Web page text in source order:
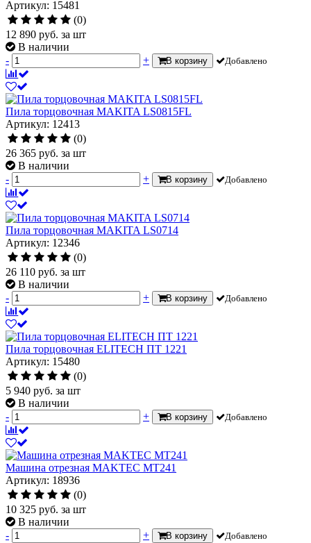
Артикул: 15481
(0)
12 890 руб. за шт
В наличии
-
+ В корзину Добавлено
Пила торцовочная MAKITA LS0815FL
Артикул: 12413
(0)
26 365 руб. за шт
В наличии
-
+ В корзину Добавлено
Пила торцовочная MAKITA LS0714
Артикул: 12346
(0)
26 110 руб. за шт
В наличии
-
+ В корзину Добавлено
Пила торцовочная ELITECH ПТ 1221
Артикул: 15480
(0)
5 940 руб. за шт
В наличии
-
+ В корзину Добавлено
Машина отрезная MAKTEC MT241
Артикул: 18936
(0)
10 325 руб. за шт
В наличии
-
+ В корзину Добавлено